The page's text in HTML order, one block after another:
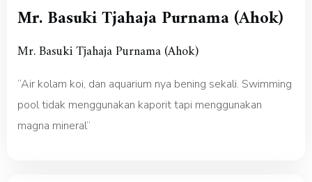
Mr. Basuki Tjahaja Purnama (Ahok)
Mr. Basuki Tjahaja Purnama (Ahok)
“Air kolam koi, dan aquarium nya bening sekali. Swimming
pool tidak menggunakan kaporit tapi menggunakan
magna mineral”